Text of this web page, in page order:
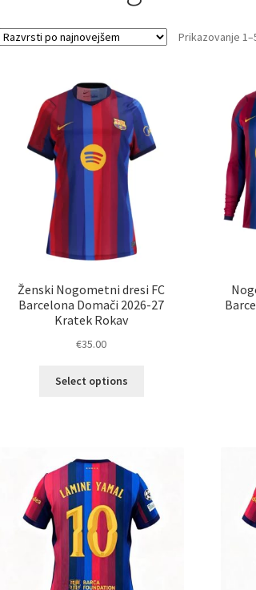
Prikazovanje
Ženski Nogometni dresi FC
Barcelona Domači 2026-27
Kratek Rokav
€35.00
Select options
lahko
izberete
na
strani